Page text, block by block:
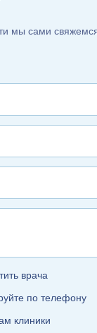
мы сами
врача
по телефону
клиники